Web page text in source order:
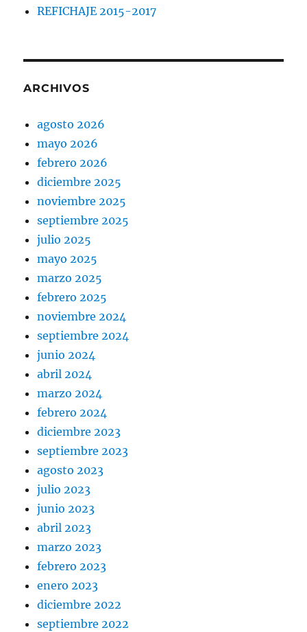
REFICHAJE 2015-2017
ARCHIVOS
agosto 2026
mayo 2026
febrero 2026
diciembre 2025
noviembre 2025
septiembre 2025
julio 2025
mayo 2025
marzo 2025
febrero 2025
noviembre 2024
septiembre 2024
junio 2024
abril 2024
marzo 2024
febrero 2024
diciembre 2023
septiembre 2023
agosto 2023
julio 2023
junio 2023
abril 2023
marzo 2023
febrero 2023
enero 2023
diciembre 2022
septiembre 2022